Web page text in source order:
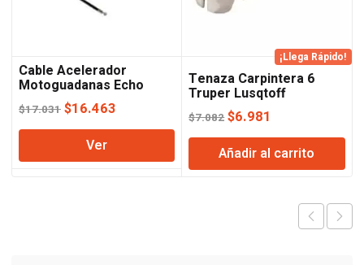
Cable Acelerador
Motoguadanas Echo
$17.031 El
precio
original
era:
$16.463
precio
es:
Ver
¡Llega Rápido!
Tenaza Carpintera 6
Truper Lusqtoff
$7.082El
precio
original
era:
$6.981
precio
actual
es:
Añadir al carrito